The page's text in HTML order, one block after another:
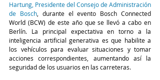
Hartung, Presidente del Consejo de Administración
de Bosch, durante el evento Bosch Connected
World (BCW) de este año que se llevó a cabo en
Berlín. La principal expectativa en torno a la
inteligencia artificial generativa es que habilite a
los vehículos para evaluar situaciones y tomar
acciones correspondientes, aumentando así la
seguridad de los usuarios en las carreteras.